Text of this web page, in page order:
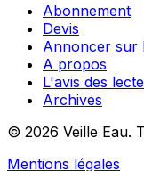
Abonnement
Devis
Annoncer sur
A propos
L'avis des
Archives
© 2026 Veille Eau.
Mentions légales